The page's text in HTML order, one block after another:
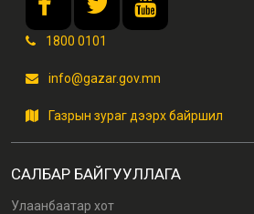
1800 0101
info@gazar.gov.mn
Газрын зураг дээрх байршил
САЛБАР БАЙГУУЛЛАГА
Улаанбаатар хот